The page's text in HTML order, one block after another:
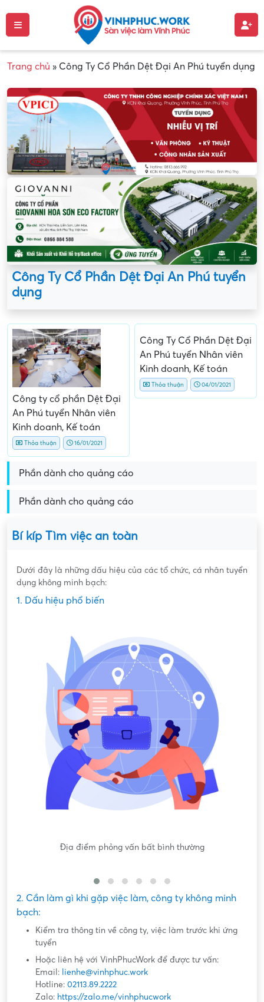
Trang chủ » Công Ty Cổ Phần Dệt Đại An Phú tuyển dụng
Công Ty Cổ Phần Dệt Đại An Phú tuyển
dụng
Công ty cổ phần Dệt Đại
An Phú tuyển Nhân viên
Kinh doanh, Kế toán
Thỏa thuận 16/01/2021
Công Ty Cổ Phần Dệt Đại
An Phú tuyển Nhân viên
Kinh doanh, Kế toán
Thỏa thuận 04/01/2021
Phần dành cho quảng cáo
Phần dành cho quảng cáo
Bí kíp Tìm việc an toàn
Dưới đây là những dấu hiệu của các tổ chức, cá nhân tuyển
dụng không minh bạch:
1. Dấu hiệu phổ biến
Nội dung mô tả công việc sơ sài, không đồng nhất với công
2. Cần làm gì khi gặp việc làm, công ty không minh
bạch:
Kiểm tra thông tin về công ty, việc làm trước khi ứng
tuyển
Hoặc liên hệ với VinhPhucWork để được tư vấn:
Email: lienhe@vinhphuc.work
Hotline: 02113.89.2222
Zalo: https://zalo.me/vinhphucwork